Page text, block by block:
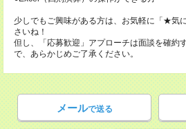
少しでもご興味がある方は、お気軽に「★気
さいね！
但し、「応募歓迎」アプローチは面談を確約
で、あらかじめご了承ください。
メールで送る